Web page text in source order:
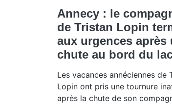
Annecy : le
de Tristan Lopin
aux urgences après
chute au bord du
Les vacances annéciennes de
Lopin ont pris une tournure
après la chute de son